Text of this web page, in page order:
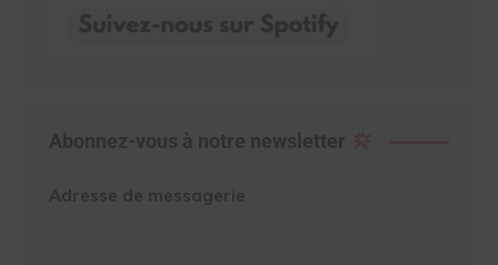
Abonnez-vous à notre newsletter
Adresse de messagerie